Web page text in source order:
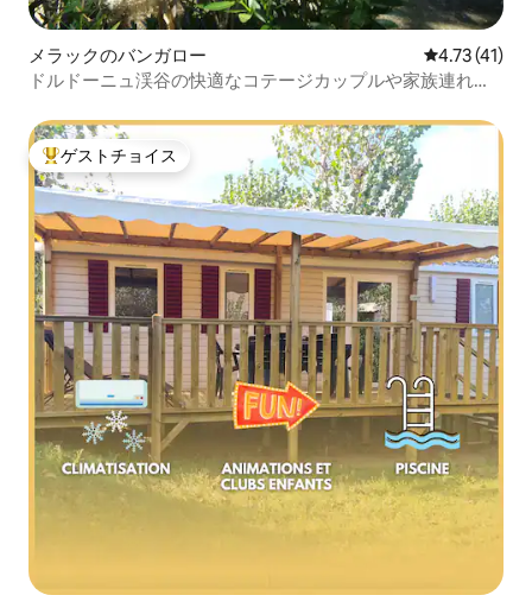
メラックのバンガロー レビュー41
4.73 (41)
ドルドーニュ渓谷の快適なコテージカップルや家族連れに
大好評のゲストチョイスです。
ゲストチョイス